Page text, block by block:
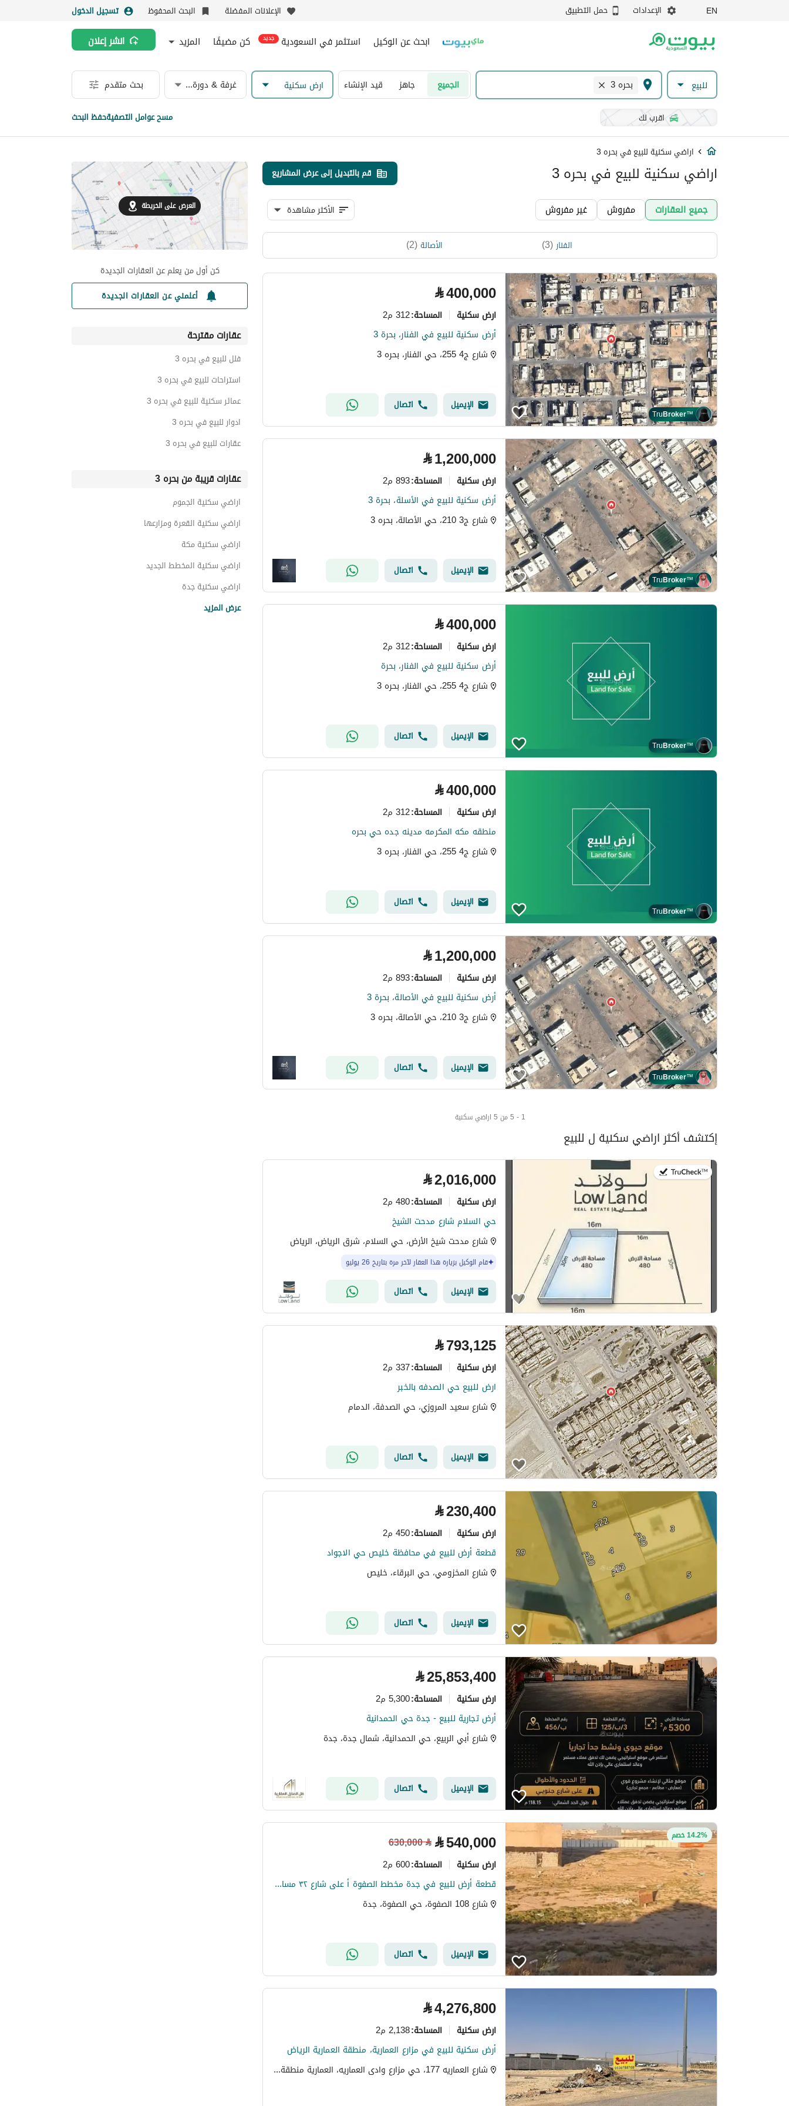
EN الإعدادات حمل التطبيق الإعلانات المفضلة البحث المحفوظ تسجيل الدخول
ابحث عن الوكيل استثمر في السعودية جديد كن مضيفًا المزيد انشر إعلان
للبيع بحره 3 الجميع جاهز قيد الإنشاء ارض سكنية غرفة & دورة مياه بحث متقدم
اقرب لك مسح عوامل التصفيةحفظ البحث
اراضي سكنية للبيع في بحره 3
اراضي سكنية للبيع في بحره 3 قم بالتبديل إلى عرض المشاريع
جميع العقارات مفروش غير مفروش الأكثر مشاهدة
الفنار (
3
) الأصالة(
2
)
TruBroker™
⃁400,000
ارض سكنية المساحة:312 م2
أرض سكنية للبيع في الفنار، بحرة 3
شارع ج4 255، حي الفنار، بحره 3
الإيميل اتصال
TruBroker™
⃁1,200,000
ارض سكنية المساحة:893 م2
أرض سكنية للبيع في الأسلة، بحرة 3
شارع ج3 210، حي الأصالة، بحره 3
الإيميل اتصال
TruBroker™
⃁400,000
ارض سكنية المساحة:312 م2
أرض سكنية للبيع في الفنار، بحرة
شارع ج4 255، حي الفنار، بحره 3
الإيميل اتصال
TruBroker™
⃁400,000
ارض سكنية المساحة:312 م2
منطقه مكه المكرمه مدينه جده حي بحره
شارع ج4 255، حي الفنار، بحره 3
الإيميل اتصال
TruBroker™
⃁1,200,000
ارض سكنية المساحة:893 م2
أرض سكنية للبيع في الأصالة، بحرة 3
شارع ج3 210، حي الأصالة، بحره 3
الإيميل اتصال
1 - 5 من 5 اراضي سكنية
إكتشف أكثر اراضي سكنية ل للبيع
في:26 يوليو 2026 ⃁2,016,000
ارض سكنية المساحة:480 م2
حي السلام شارع مدحت الشيخ
شارع مدحت شيخ الأرض، حي السلام، شرق الرياض، الرياض
قام الوكيل بزيارة هذا العقار لآخر مرة بتاريخ 26 يوليو
الإيميل اتصال
⃁793,125
ارض سكنية المساحة:337 م2
ارض للبيع حي الصدفه بالخبر
شارع سعيد المروزي، حي الصدفة، الدمام
الإيميل اتصال
⃁230,400
ارض سكنية المساحة:450 م2
قطعة أرض للبيع في محافظة خليص حي الاجواد
شارع المخزومي، حي البرقاء، خليص
الإيميل اتصال
⃁25,853,400
ارض سكنية المساحة:5,300 م2
أرض تجارية للبيع - جدة حي الحمدانية
شارع أبي الربيع، حي الحمدانية، شمال جدة، جدة
الإيميل اتصال
14.2% خصم ⃁540,000
⃁
630,000
ارض سكنية المساحة:600 م2
قطعة أرض للبيع في جدة مخطط الصفوة أ على شارع ٣٢ مساحة ٦٠٠م
شارع 108 الصفوة، حي الصفوة، جدة
الإيميل اتصال
⃁4,276,800
ارض سكنية المساحة:2,138 م2
أرض سكنية للبيع في مزارع العمارية، منطقة العمارية الرياض
شارع العماريه 177، حي مزارع وادى العماريه، العمارية منطقة الرياض
العرض على الخريطة
كن أول من يعلم عن العقارات الجديدة
أعلمني عن العقارات الجديدة
عقارات مقترحة
فلل للبيع في بحره 3
استراحات للبيع في بحره 3
عمائر سكنية للبيع في بحره 3
ادوار للبيع في بحره 3
عقارات للبيع في بحره 3
عقارات قريبة من بحره 3
اراضي سكنية الجموم
اراضي سكنية القعرة ومزارعها
اراضي سكنية مكة
اراضي سكنية المخطط الجديد
اراضي سكنية جدة
عرض المزيد